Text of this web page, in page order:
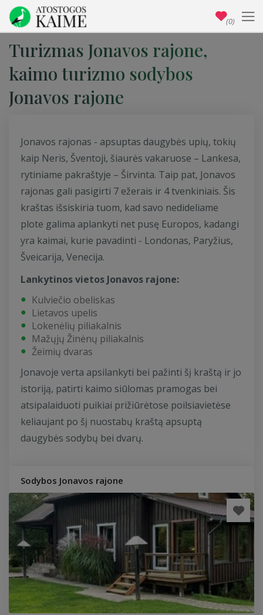
Turizmas Jonavos rajone,
kaimo turizmo sodybos
Jonavos rajone
Jonavos rajonas - apsuptas daugybės upių, tokių
kaip Neris, Šventoji, šiaurės vakaruose – Lankesa,
rytiniame pakraštyje – Širvinta. Taip pat, Jonavos
rajonas gali pasigirti 7 ežerais ir 4 tvenkiniais. Šis
kraštas išsiskiria tuom, kad savo nedideliame
plote galima aplankyti net pusę Europos, kadangi
yra kaimai, kurie pavadinti - Londonas, Paryžius,
Šveicarija, Venecija.
Lankytinos vietos Jonavos rajone:
Kulviečio obeliskas
Lietavos upelis
Lokenėlių piliakalnis
Mažųjų Žinėnų piliakalnis
Žeimių dvaras
Jonavoje verta apsilankyti bei pažinti šį kraštą ir jo
istoriją, patirti kaimo siūlomas pramogas bei
atsipalaiduoti puikiai prižiūrėtose poilsiavietėse
keliaujant po šį nuostabų kraštą apsuptą
daugybės sodybų bei dvarų.
Sodybos Jonavos rajone
(0)